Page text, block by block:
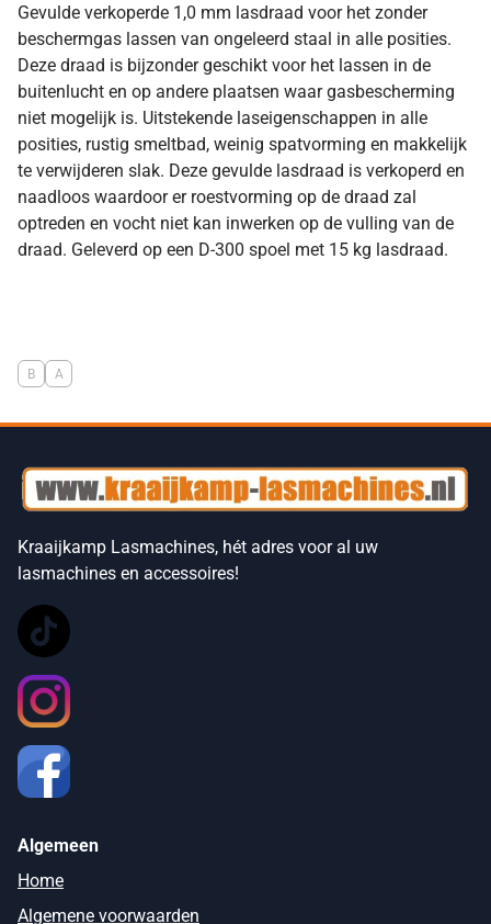
Gevulde verkoperde 1,0 mm lasdraad voor het zonder
beschermgas lassen van ongeleerd staal in alle posities.
Deze draad is bijzonder geschikt voor het lassen in de
buitenlucht en op andere plaatsen waar gasbescherming
niet mogelijk is. Uitstekende laseigenschappen in alle
posities, rustig smeltbad, weinig spatvorming en makkelijk
te verwijderen slak. Deze gevulde lasdraad is verkoperd en
naadloos waardoor er roestvorming op de draad zal
optreden en vocht niet kan inwerken op de vulling van de
draad. Geleverd op een D-300 spoel met 15 kg lasdraad.
B A
Kraaijkamp Lasmachines, hét adres voor al uw
lasmachines en accessoires!
Algemeen
Home
Algemene voorwaarden